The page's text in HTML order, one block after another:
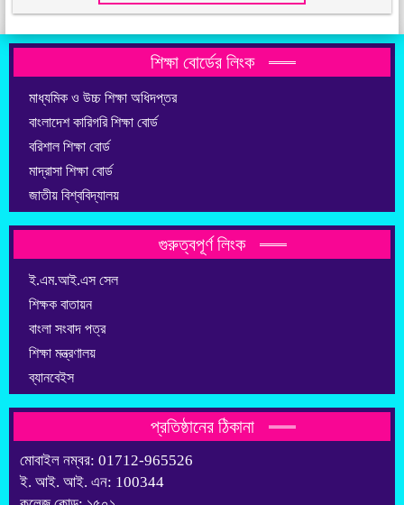
শিক্ষা বোর্ডের লিংক
মাধ্যমিক ও উচ্চ শিক্ষা অধিদপ্তর
বাংলাদেশ কারিগরি শিক্ষা বোর্ড
বরিশাল শিক্ষা বোর্ড
মাদ্রাসা শিক্ষা বোর্ড
জাতীয় বিশ্ববিদ্যালয়
গুরুত্বপূর্ণ লিংক
ই.এম.আই.এস সেল
শিক্ষক বাতায়ন
বাংলা সংবাদ পত্র
শিক্ষা মন্ত্রণালয়
ব্যানবেইস
প্রতিষ্ঠানের ঠিকানা
মোবাইল নম্বর: 01712-965526
ই. আই. আই. এন: 100344